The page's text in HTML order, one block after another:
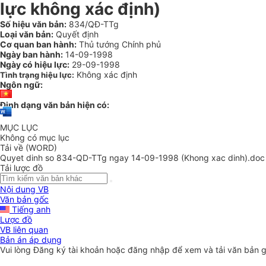
lực không xác định)
Số hiệu văn bản: 834/QĐ-TTg
Loại văn bản: Quyết định
Cơ quan ban hành: Thủ tướng Chính phủ
Ngày ban hành: 14-09-1998
Ngày có hiệu lực: 29-09-1998
Tình trạng hiệu lực: Không xác định
Ngôn ngữ:
Định dạng văn bản hiện có:
MỤC LỤC
Không có mục lục
Tải về (WORD)
Quyet dinh so 834-QD-TTg ngay 14-09-1998 (Khong xac dinh).doc
Tải lược đồ
Nội dung VB
Văn bản gốc
Tiếng anh
Lược đồ
VB liên quan
Bản án áp dụng
Vui lòngĐăng ký tài khoản hoặc đăng nhập để xem và tải văn bản